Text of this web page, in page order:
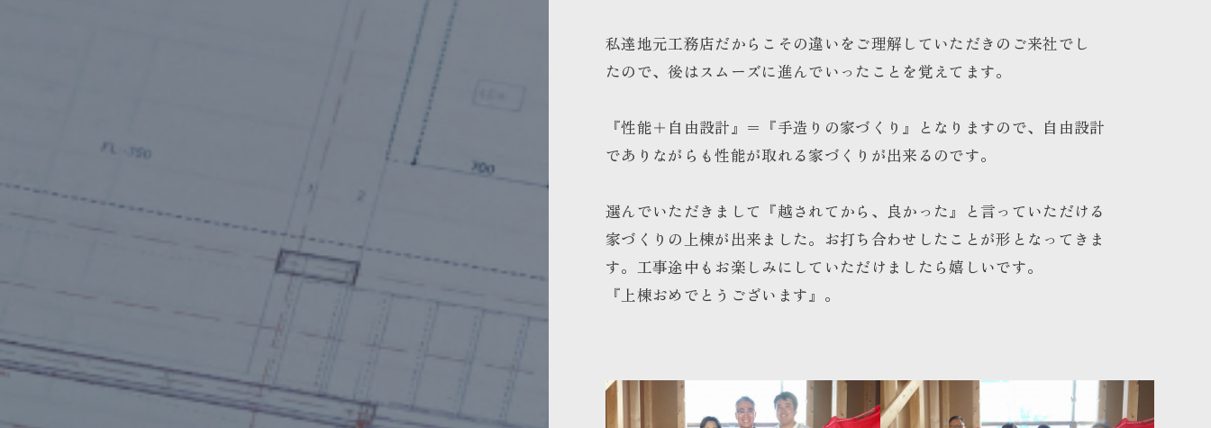
私達地元工務店だからこその違いをご理解していただきのご来社でし
たので、後はスムーズに進んでいったことを覚えてます。
『性能＋自由設計』＝『手造りの家づくり』となりますので、自由設計
でありながらも性能が取れる家づくりが出来るのです。
選んでいただきまして『越されてから、良かった』と言っていただける
家づくりの上棟が出来ました。お打ち合わせしたことが形となってきま
す。工事途中もお楽しみにしていただけましたら嬉しいです。
『上棟おめでとうございます』。